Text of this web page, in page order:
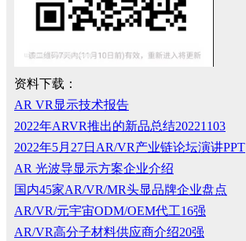
资料下载：
AR VR显示技术报告
2022年ARVR推出的新品总结20221103
2022年5月27日AR/VR产业链论坛演讲PPT
AR 光波导显示方案企业介绍
国内45家AR/VR/MR头显品牌企业盘点
AR/VR/元宇宙ODM/OEM代工16强
AR/VR高分子材料供应商介绍20强